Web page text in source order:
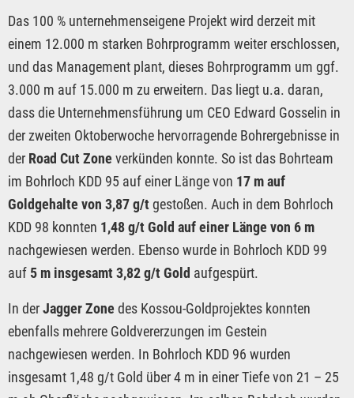
Das 100 % unternehmenseigene Projekt wird derzeit mit
einem 12.000 m starken Bohrprogramm weiter erschlossen,
und das Management plant, dieses Bohrprogramm um ggf.
3.000 m auf 15.000 m zu erweitern. Das liegt u.a. daran,
dass die Unternehmensführung um CEO Edward Gosselin in
der zweiten Oktoberwoche hervorragende Bohrergebnisse in
der Road Cut Zone verkünden konnte. So ist das Bohrteam
im Bohrloch KDD 95 auf einer Länge von 17 m auf
Goldgehalte von 3,87 g/tgestoßen. Auch in dem Bohrloch
KDD 98 konnten 1,48 g/t Gold auf einer Länge von 6 m
nachgewiesen werden. Ebenso wurde in Bohrloch KDD 99
auf 5 m insgesamt 3,82 g/t Gold aufgespürt.
In derJagger Zone des Kossou-Goldprojektes konnten
ebenfalls mehrere Goldvererzungen im Gestein
nachgewiesen werden. In Bohrloch KDD 96 wurden
insgesamt 1,48 g/t Gold über 4 m in einer Tiefe von 21 – 25